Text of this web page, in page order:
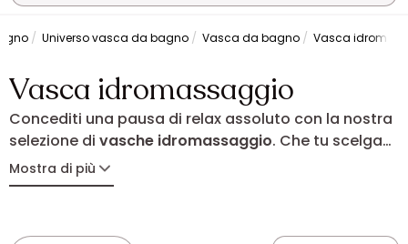
Universo vasca da bagno Vasca da bagno Vasca
Vasca idromassaggio
Concediti una pausa di relax assoluto con la nostra
selezione di vasche idromassaggio. Che tu scelga
un modello angolare salvaspazio o una vasca
freestanding dal design elegante, potrai godere dei
Mostra di più